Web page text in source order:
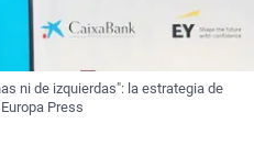
ni de izquierdas": la estrategia de
Press